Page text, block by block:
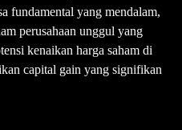
fundamental yang mendalam,
perusahaan unggul yang
kenaikan harga saham di
capital gain yang signifikan